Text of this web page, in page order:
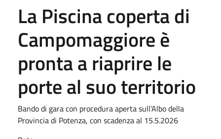
La Piscina coperta di
Campomaggiore è
pronta a riaprire le
porte al suo territorio
Bando di gara con procedura aperta sull’Albo della
Provincia di Potenza, con scadenza al 15.5.2026